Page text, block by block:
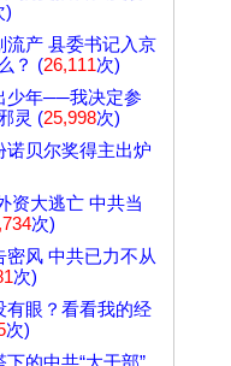
)
流产 县委书记入京
？ (26,111次)
少年──我决定参
灵 (25,998次)
诺贝尔奖得主出炉
资大逃亡 中共当
次)
密风 中共已力不从
次)
有眼？看看我的经
次)
的中共“大干部”